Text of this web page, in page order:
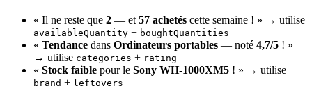
« Il ne reste que 2 — et 57 achetés cette semaine ! » → utilise
availableQuantity + boughtQuantities
« Tendance dans Ordinateurs portables — noté 4,7/5 ! »
→ utilise categories + rating
« Stock faible pour le Sony WH-1000XM5 ! » → utilise
brand + leftovers